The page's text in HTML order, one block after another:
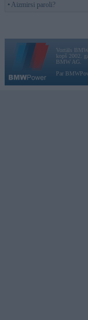
• Aizmirsi paroli?
Vortāls
kopš 2002.
BMW AG.
Par